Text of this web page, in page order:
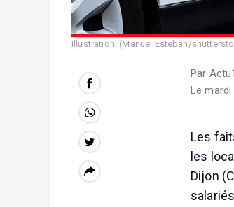
Illustration. (Manuel Esteban/
Par
Le mardi
Les
les
Dijon